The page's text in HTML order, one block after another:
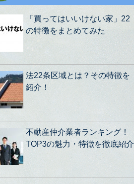
「買ってはいいけない家」22
の特徴をまとめてみた
法22条区域とは？その特徴を
紹介！
不動産仲介業者ランキング！
TOP3の魅力・特徴を徹底紹介